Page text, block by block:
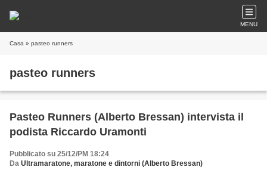
MENU
Casa » pasteo runners
pasteo runners
Pasteo Runners (Alberto Bressan) intervista il
podista Riccardo Uramonti
Pubblicato su 25/12/PM 18:24
Da Ultramaratone, maratone e dintorni (Alberto Bressan)